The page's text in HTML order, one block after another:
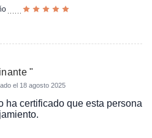
"
el 18 agosto 2025
ha certificado que esta persona